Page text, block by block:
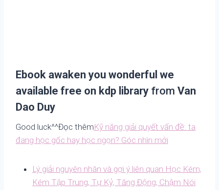
Ebook awaken you wonderful we
available free on kdp library from Van
Dao Duy
Good luck^^Đọc thêmKỹ năng giải quyết vấn đề: ta
đang học gốc hay học ngọn? Góc nhìn mới
Lý giải nguyên nhân và gợi ý liên quan Học Kém,
Kém Tập Trung, Tự Kỷ, Tăng Động, Chậm Nói